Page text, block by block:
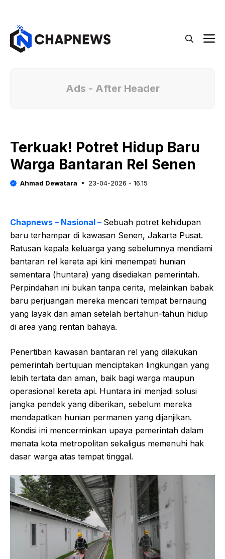
Ads - After Header
Terkuak! Potret Hidup Baru
Warga Bantaran Rel Senen
Ahmad Dewatara 23-04-2026 - 16.15
Chapnews – Nasional – Sebuah potret kehidupan
baru terhampar di kawasan Senen, Jakarta Pusat.
Ratusan kepala keluarga yang sebelumnya mendiami
bantaran rel kereta api kini menempati hunian
sementara (huntara) yang disediakan pemerintah.
Perpindahan ini bukan tanpa cerita, melainkan babak
baru perjuangan mereka mencari tempat bernaung
yang layak dan aman setelah bertahun-tahun hidup
di area yang rentan bahaya.
Penertiban kawasan bantaran rel yang dilakukan
pemerintah bertujuan menciptakan lingkungan yang
lebih tertata dan aman, baik bagi warga maupun
operasional kereta api. Huntara ini menjadi solusi
jangka pendek yang diberikan, sebelum mereka
mendapatkan hunian permanen yang dijanjikan.
Kondisi ini mencerminkan upaya pemerintah dalam
menata kota metropolitan sekaligus memenuhi hak
dasar warga atas tempat tinggal.